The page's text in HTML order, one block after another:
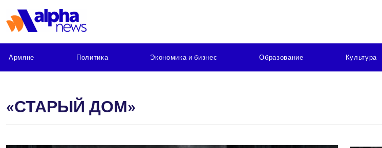
Армяне Политика Экономика и бизнес Образование Культура
«СТАРЫЙ ДОМ»